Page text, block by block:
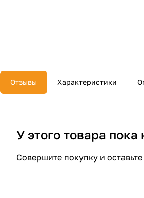
Отзывы Характеристики
У этого товара
Совершите покупку и